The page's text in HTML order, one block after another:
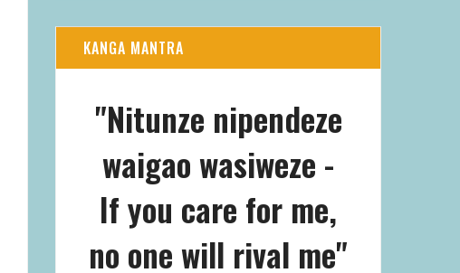
KANGA MANTRA
"Nitunze nipendeze
waigao wasiweze -
If you care for me,
no one will rival me"